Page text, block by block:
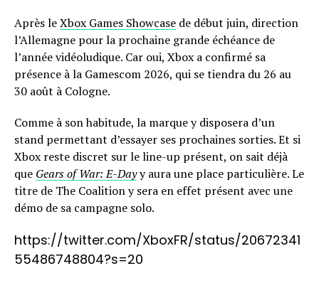
Après leXbox Games Showcase de début juin, direction
l’Allemagne pour la prochaine grande échéance de
l’année vidéoludique. Car oui, Xbox a confirmé sa
présence à la Gamescom 2026, qui se tiendra du 26 au
30 août à Cologne.
Comme à son habitude, la marque y disposera d’un
stand permettant d’essayer ses prochaines sorties. Et si
Xbox reste discret sur le line-up présent, on sait déjà
que Gears of War: E-Dayy aura une place particulière. Le
titre de The Coalition y sera en effet présent avec une
démo de sa campagne solo.
https://twitter.com/XboxFR/status/20672341
55486748804?s=20